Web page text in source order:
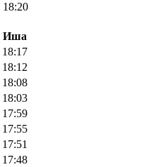
18:20
Иша
18:17
18:12
18:08
18:03
17:59
17:55
17:51
17:48